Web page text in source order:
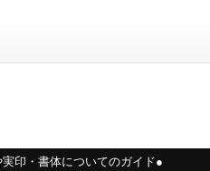
印・書体についてのガイド●